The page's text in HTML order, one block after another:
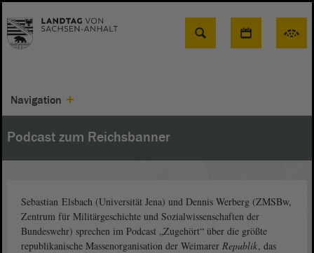
Suche
Navigation
Podcast zum Reichsbanner
Sebastian Elsbach (Universität Jena) und Dennis Werberg (ZMSBw,
Zentrum für Militärgeschichte und Sozialwissenschaften der
Bundeswehr) sprechen im Podcast „Zugehört“ über die größte
republikanische Massenorganisation der Weimarer Republik, das